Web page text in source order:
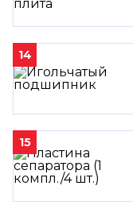
14
15